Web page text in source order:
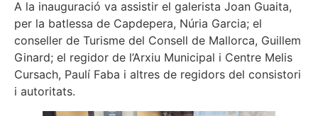
A la inauguració va assistir el galerista Joan Guaita,
per la batlessa de Capdepera, Núria Garcia; el
conseller de Turisme del Consell de Mallorca, Guillem
Ginard; el regidor de l’Arxiu Municipal i Centre Melis
Cursach, Paulí Faba i altres de regidors del consistori
i autoritats.